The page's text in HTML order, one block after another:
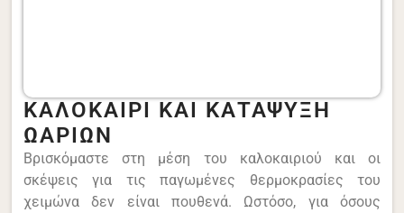
ΚΑΛΟΚΑΙΡΙ ΚΑΙ ΚΑΤΑΨΥΞΗ
ΩΑΡΙΩΝ
Βρισκόμαστε στη μέση του καλοκαιριού και οι
σκέψεις για τις παγωμένες θερμοκρασίες του
χειμώνα δεν είναι πουθενά. Ωστόσο, για όσους